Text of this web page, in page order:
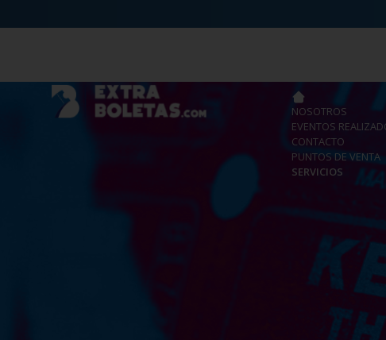
NOSOTROS
EVENTOS
CONTACTO
PUNTOS DE VENTA
SERVICIOS